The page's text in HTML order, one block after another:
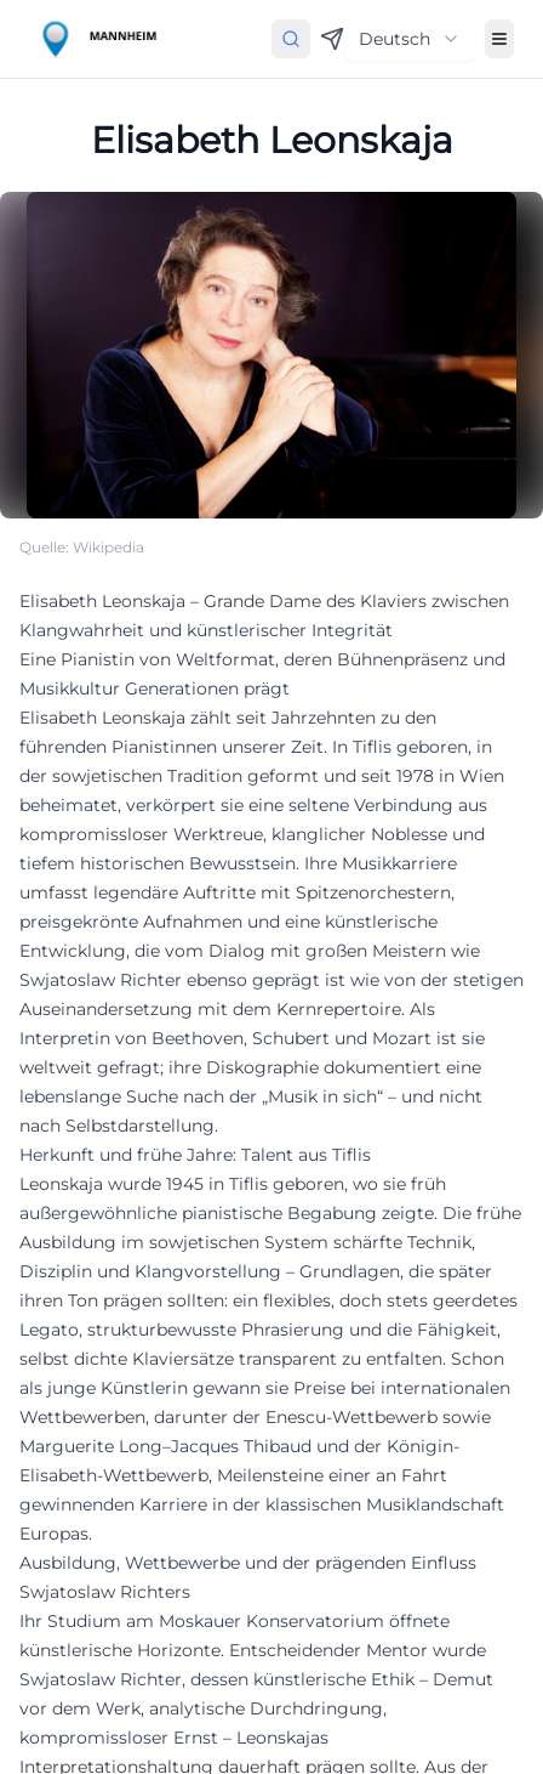
Deutsch
Elisabeth Leonskaja
Quelle: Wikipedia
Elisabeth Leonskaja – Grande Dame des Klaviers zwischen
Klangwahrheit und künstlerischer Integrität
Eine Pianistin von Weltformat, deren Bühnenpräsenz und
Musikkultur Generationen prägt
Elisabeth Leonskaja zählt seit Jahrzehnten zu den
führenden Pianistinnen unserer Zeit. In Tiflis geboren, in
der sowjetischen Tradition geformt und seit 1978 in Wien
beheimatet, verkörpert sie eine seltene Verbindung aus
kompromissloser Werktreue, klanglicher Noblesse und
tiefem historischen Bewusstsein. Ihre Musikkarriere
umfasst legendäre Auftritte mit Spitzenorchestern,
preisgekrönte Aufnahmen und eine künstlerische
Entwicklung, die vom Dialog mit großen Meistern wie
Swjatoslaw Richter ebenso geprägt ist wie von der stetigen
Auseinandersetzung mit dem Kernrepertoire. Als
Interpretin von Beethoven, Schubert und Mozart ist sie
weltweit gefragt; ihre Diskographie dokumentiert eine
lebenslange Suche nach der „Musik in sich“ – und nicht
nach Selbstdarstellung.
Herkunft und frühe Jahre: Talent aus Tiflis
Leonskaja wurde 1945 in Tiflis geboren, wo sie früh
außergewöhnliche pianistische Begabung zeigte. Die frühe
Ausbildung im sowjetischen System schärfte Technik,
Disziplin und Klangvorstellung – Grundlagen, die später
ihren Ton prägen sollten: ein flexibles, doch stets geerdetes
Legato, strukturbewusste Phrasierung und die Fähigkeit,
selbst dichte Klaviersätze transparent zu entfalten. Schon
als junge Künstlerin gewann sie Preise bei internationalen
Wettbewerben, darunter der Enescu-Wettbewerb sowie
Marguerite Long–Jacques Thibaud und der Königin-
Elisabeth-Wettbewerb, Meilensteine einer an Fahrt
gewinnenden Karriere in der klassischen Musiklandschaft
Europas.
Ausbildung, Wettbewerbe und der prägenden Einfluss
Swjatoslaw Richters
Ihr Studium am Moskauer Konservatorium öffnete
künstlerische Horizonte. Entscheidender Mentor wurde
Swjatoslaw Richter, dessen künstlerische Ethik – Demut
vor dem Werk, analytische Durchdringung,
kompromissloser Ernst – Leonskajas
Interpretationshaltung dauerhaft prägen sollte. Aus der